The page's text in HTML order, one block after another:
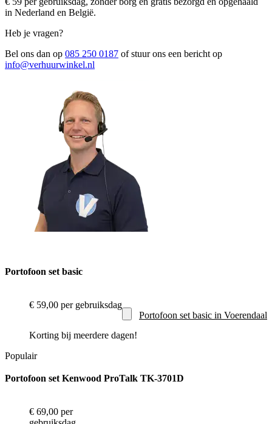
in Nederland en België.
Heb je vragen?
Bel ons dan op 085 250 0187 of stuur ons een bericht op
info@verhuurwinkel.nl
Portofoon set basic
€ 59,00 per gebruiksdag
Korting bij meerdere dagen!
Portofoon set basic in Voerendaal
Portofoon set Kenwood ProTalk TK-3701D
€ 69,00 per
Populair